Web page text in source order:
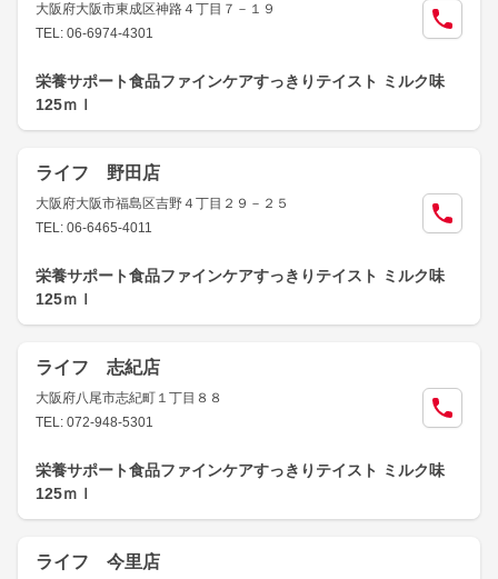
大阪府大阪市東成区神路４丁目７－１９
TEL: 06-6974-4301
栄養サポート食品ファインケアすっきりテイスト ミルク味
125ｍｌ
ライフ 野田店
大阪府大阪市福島区吉野４丁目２９－２５
TEL: 06-6465-4011
栄養サポート食品ファインケアすっきりテイスト ミルク味
125ｍｌ
ライフ 志紀店
大阪府八尾市志紀町１丁目８８
TEL: 072-948-5301
栄養サポート食品ファインケアすっきりテイスト ミルク味
125ｍｌ
ライフ 今里店